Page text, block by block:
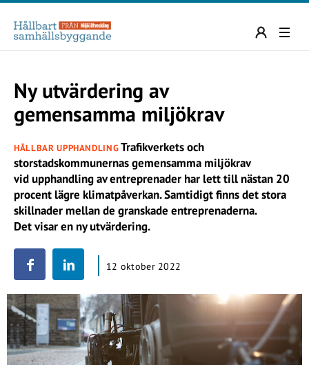
Ny utvärdering av
gemensamma miljökrav
HÅLLBAR UPPHANDLINGTrafikverkets och
storstadskommunernas gemensamma miljökrav
vid upphandling av entreprenader har lett till nästan 20
procent lägre klimatpåverkan. Samtidigt finns det stora
skillnader mellan de granskade entreprenaderna.
Det visar en ny utvärdering.
12 oktober 2022